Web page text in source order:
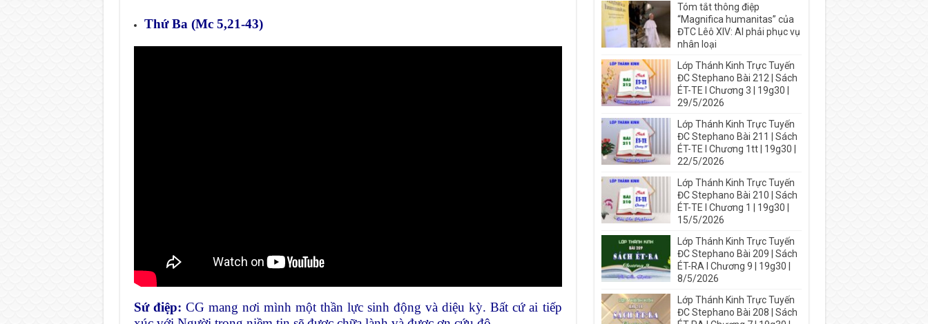
Thứ Ba (Mc 5,21-43)
Sứ điệp: CG mang nơi mình một thần lực sinh động và diệu kỳ. Bất cứ ai tiếp
Tóm tắt thông điệp
“Magnifica humanitas” của
ĐTC Lêô XIV: AI phải phục vụ
nhân loại
Lớp Thánh Kinh Trực Tuyến
ĐC Stephano Bài 212 | Sách
ÉT-TE I Chương 3 | 19g30 |
29/5/2026
Lớp Thánh Kinh Trực Tuyến
ĐC Stephano Bài 211 | Sách
ÉT-TE I Chương 1tt | 19g30 |
22/5/2026
Lớp Thánh Kinh Trực Tuyến
ĐC Stephano Bài 210 | Sách
ÉT-TE I Chương 1 | 19g30 |
15/5/2026
Lớp Thánh Kinh Trực Tuyến
ĐC Stephano Bài 209 | Sách
ÉT-RA I Chương 9 | 19g30 |
8/5/2026
Lớp Thánh Kinh Trực Tuyến
ĐC Stephano Bài 208 | Sách